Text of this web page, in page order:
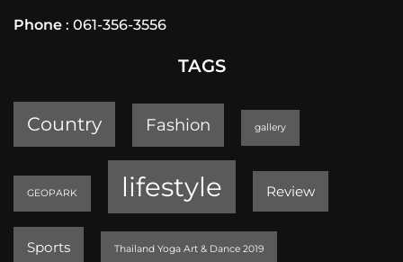
Phone : 061-356-3556
TAGS
Country Fashion gallery
GEOPARK lifestyle Review
Sports Thailand Yoga Art & Dance 2019